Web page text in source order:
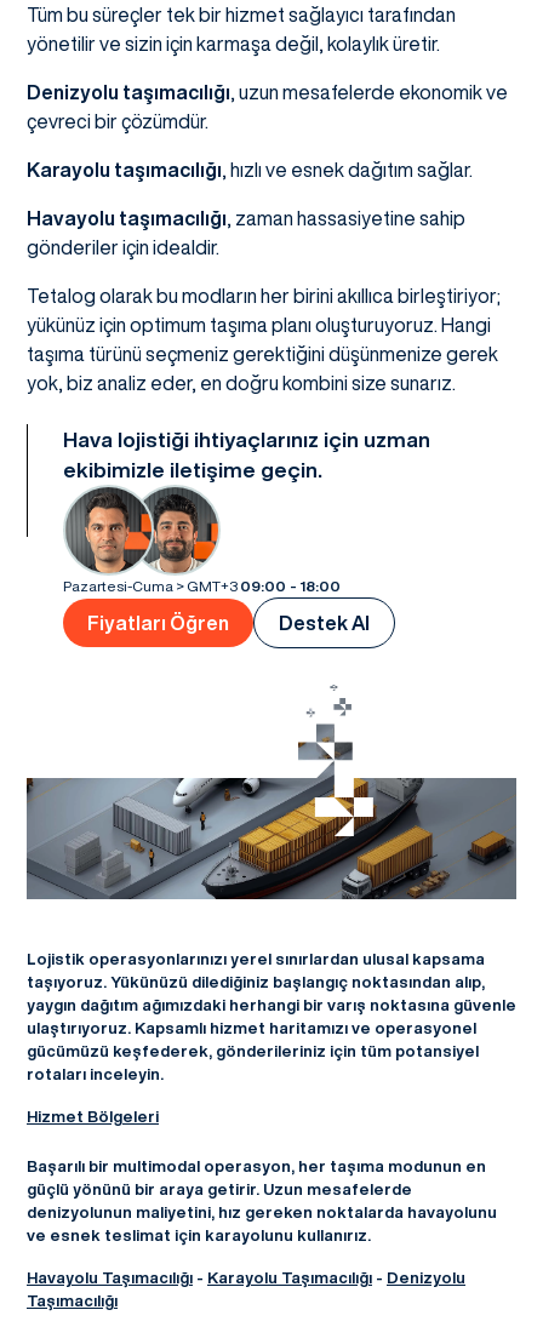
Tüm bu süreçler tek bir hizmet sağlayıcı tarafından
yönetilir ve sizin için karmaşa değil, kolaylık üretir.
Denizyolu taşımacılığı , uzun mesafelerde ekonomik ve
çevreci bir çözümdür.
Karayolu taşımacılığı , hızlı ve esnek dağıtım sağlar.
Havayolu taşımacılığı , zaman hassasiyetine sahip
gönderiler için idealdir.
Tetalog olarak bu modların her birini akıllıca birleştiriyor;
yükünüz için optimum taşıma planı oluşturuyoruz. Hangi
taşıma türünü seçmeniz gerektiğini düşünmenize gerek
yok, biz analiz eder, en doğru kombini size sunarız.
Hava lojistiği ihtiyaçlarınız için uzman
ekibimizle iletişime geçin.
Pazartesi-Cuma > GMT+3 09:00 - 18:00
Fiyatları Öğren Destek Al
Lojistik operasyonlarınızı yerel sınırlardan ulusal kapsama
taşıyoruz. Yükünüzü dilediğiniz başlangıç noktasından alıp,
yaygın dağıtım ağımızdaki herhangi bir varış noktasına güvenle
ulaştırıyoruz. Kapsamlı hizmet haritamızı ve operasyonel
gücümüzü keşfederek, gönderileriniz için tüm potansiyel
rotaları inceleyin.
Hizmet Bölgeleri
Başarılı bir multimodal operasyon, her taşıma modunun en
güçlü yönünü bir araya getirir. Uzun mesafelerde
denizyolunun maliyetini, hız gereken noktalarda havayolunu
ve esnek teslimat için karayolunu kullanırız.
Havayolu Taşımacılığı - Karayolu Taşımacılığı - Denizyolu
Taşımacılığı